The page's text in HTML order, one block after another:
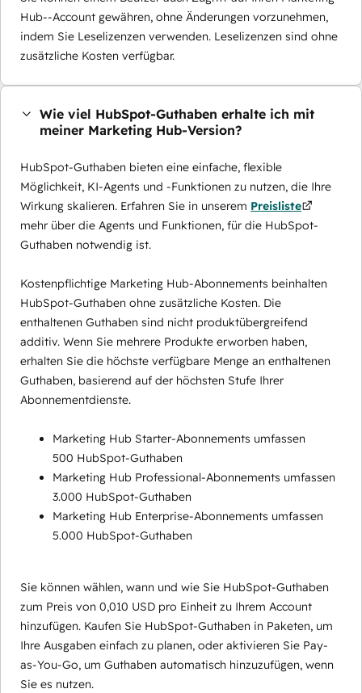
Hub--Account gewähren, ohne Änderungen vorzunehmen,
indem Sie Leselizenzen verwenden. Leselizenzen sind ohne
zusätzliche Kosten verfügbar.
Wie viel HubSpot-Guthaben erhalte ich mit
meiner Marketing Hub-Version?
HubSpot-Guthaben bieten eine einfache, flexible
Möglichkeit, KI-Agents und -Funktionen zu nutzen, die Ihre
Wirkung skalieren. Erfahren Sie in unserem Preisliste
mehr über die Agents und Funktionen, für die HubSpot-
Guthaben notwendig ist.
Kostenpflichtige Marketing Hub-Abonnements beinhalten
HubSpot-Guthaben ohne zusätzliche Kosten. Die
enthaltenen Guthaben sind nicht produktübergreifend
additiv. Wenn Sie mehrere Produkte erworben haben,
erhalten Sie die höchste verfügbare Menge an enthaltenen
Guthaben, basierend auf der höchsten Stufe Ihrer
Abonnementdienste.
Marketing Hub Starter-Abonnements umfassen
500 HubSpot-Guthaben
Marketing Hub Professional-Abonnements umfassen
3.000 HubSpot-Guthaben
Marketing Hub Enterprise-Abonnements umfassen
5.000 HubSpot-Guthaben
Sie können wählen, wann und wie Sie HubSpot-Guthaben
zum Preis von 0,010 USD pro Einheit zu Ihrem Account
hinzufügen. Kaufen Sie HubSpot-Guthaben in Paketen, um
Ihre Ausgaben einfach zu planen, oder aktivieren Sie Pay-
as-You-Go, um Guthaben automatisch hinzuzufügen, wenn
Sie es nutzen.